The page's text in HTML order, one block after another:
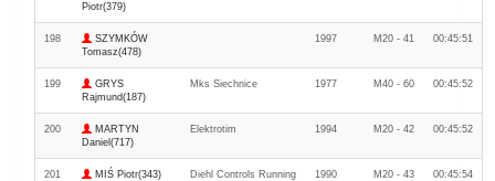
Piotr(379)
198
SZYMKÓW
Tomasz(478)
1997 M20 - 41 00:45:51
199
GRYS
Rajmund(187)
Mks Siechnice 1977 M40 - 60 00:45:52
200
MARTYN
Daniel(717)
Elektrotim 1994 M20 - 42 00:45:52
201 MIŚ Piotr(343)
Diehl Controls Running
1990 M20 - 43 00:45:54